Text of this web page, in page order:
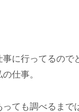
に行ってるので
仕事。
ても調べるまで